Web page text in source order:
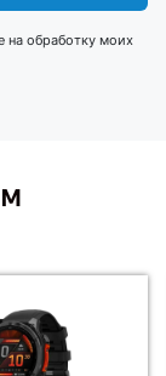
на обработку моих